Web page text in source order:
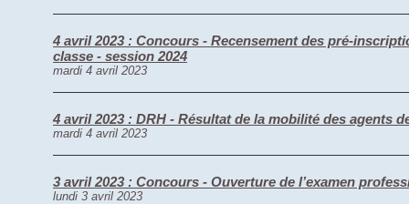
4 avril 2023 : Concours - Recensement des pré-
classe - session 2024
mardi 4 avril 2023
4 avril 2023 : DRH - Résultat de la mobilité des agents
mardi 4 avril 2023
3 avril 2023 : Concours - Ouverture de l’examen
lundi 3 avril 2023